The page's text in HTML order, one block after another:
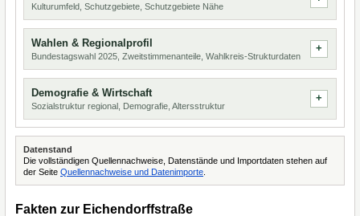
Kulturumfeld, Schutzgebiete, Schutzgebiete Nähe
Wahlen & Regionalprofil
Bundestagswahl 2025, Zweitstimmenanteile, Wahlkreis-Strukturdaten
Demografie & Wirtschaft
Sozialstruktur regional, Demografie, Altersstruktur
Datenstand
Die vollständigen Quellennachweise, Datenstände und Importdaten stehen auf
der Seite Quellennachweise und Datenimporte
Fakten zur Eichendorffstraße